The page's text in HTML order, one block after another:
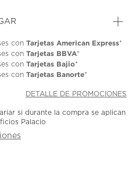
con Tarjetas American Express*
con Tarjetas BBVA*
con Tarjetas Bajio*
con Tarjetas Banorte*
DETALLE DE PROMOCIONES
si durante la compra se aplican
Palacio